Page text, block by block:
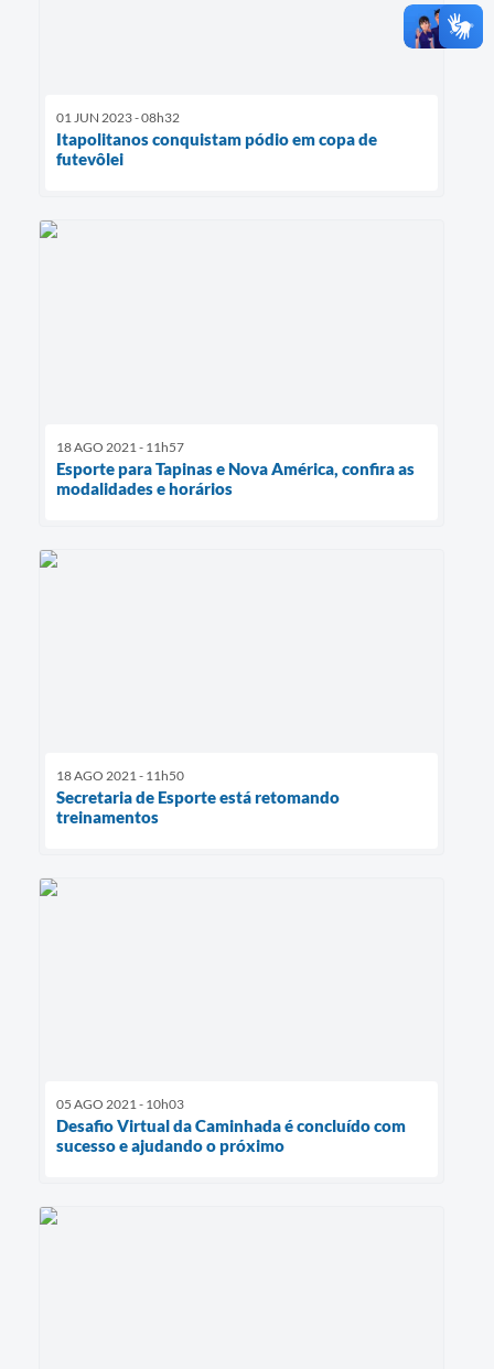
01 JUN 2023 - 08h32
Itapolitanos conquistam pódio em copa de
futevôlei
18 AGO 2021 - 11h57
Esporte para Tapinas e Nova América, confira as
modalidades e horários
18 AGO 2021 - 11h50
Secretaria de Esporte está retomando
treinamentos
05 AGO 2021 - 10h03
Desafio Virtual da Caminhada é concluído com
sucesso e ajudando o próximo